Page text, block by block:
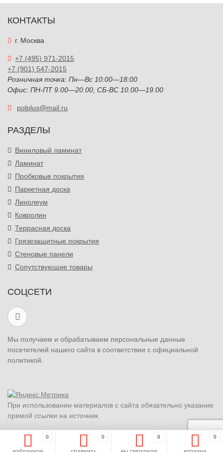
КОНТАКТЫ
г. Москва
+7 (495) 971-2015
+7 (901) 547-2015
Розничная точка: Пн—Вс 10:00—18:00
Офис: ПН-ПТ 9.00—20.00, СБ-ВС 10.00—19.00
polplus@mail.ru
РАЗДЕЛЫ
Виниловый ламинат
Ламинат
Пробковые покрытия
Паркетная доска
Линолеум
Ковролин
Террасная доска
Грязезащитные покрытия
Стеновые панели
Сопутствующие товары
СОЦСЕТИ
Мы получаем и обрабатываем персональные данные
посетителей нашего сайта в соответствии с официальной
политикой.
При использовании материалов с сайта обязательно указание
прямой ссылки на источник.
0 0 0 0